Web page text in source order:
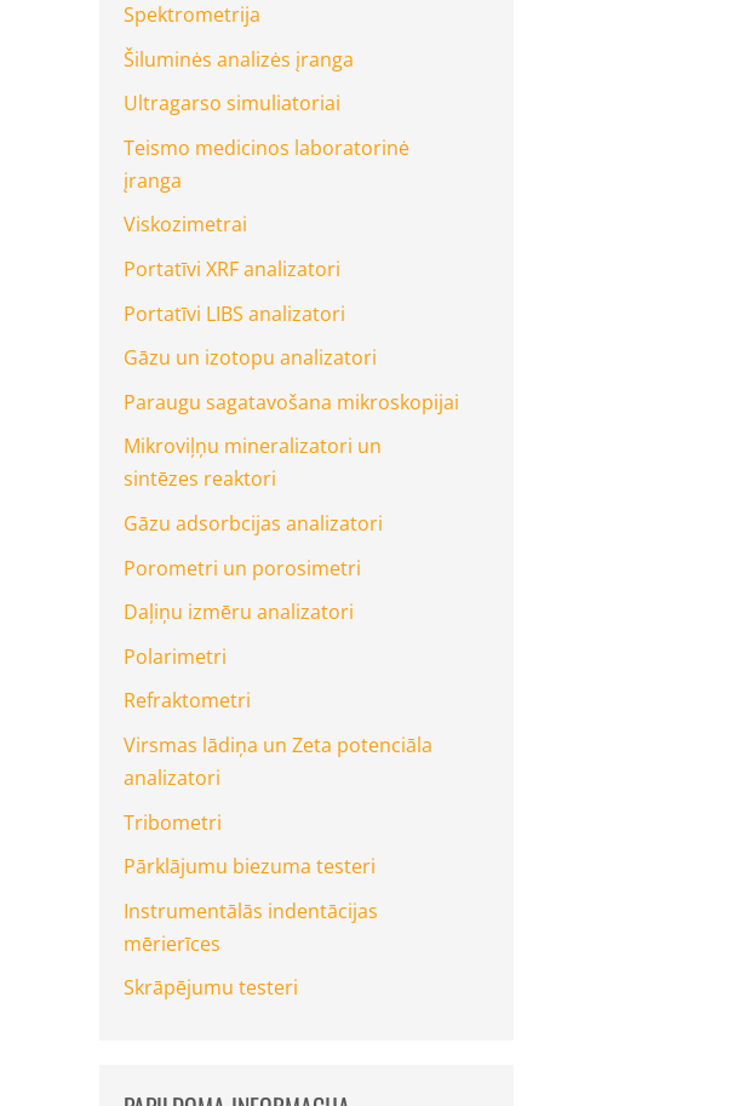
Spektrometrija
Šiluminės analizės įranga
Ultragarso simuliatoriai
Teismo medicinos laboratorinė
įranga
Viskozimetrai
Portatīvi XRF analizatori
Portatīvi LIBS analizatori
Gāzu un izotopu analizatori
Paraugu sagatavošana mikroskopijai
Mikroviļņu mineralizatori un
sintēzes reaktori
Gāzu adsorbcijas analizatori
Porometri un porosimetri
Daļiņu izmēru analizatori
Polarimetri
Refraktometri
Virsmas lādiņa un Zeta potenciāla
analizatori
Tribometri
Pārklājumu biezuma testeri
Instrumentālās indentācijas
mērierīces
Skrāpējumu testeri